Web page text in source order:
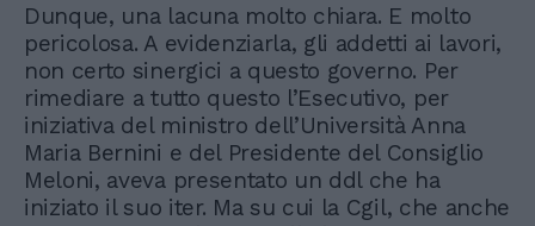
Dunque, una lacuna molto chiara. E molto
pericolosa. A evidenziarla, gli addetti ai lavori,
non certo sinergici a questo governo. Per
rimediare a tutto questo l’Esecutivo, per
iniziativa del ministro dell’Università Anna
Maria Bernini e del Presidente del Consiglio
Meloni, aveva presentato un ddl che ha
iniziato il suo iter. Ma su cui la Cgil, che anche